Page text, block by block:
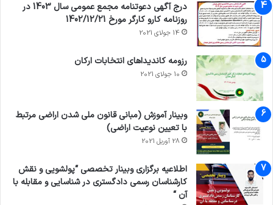
درج آگهی دعوتنامه مجمع عمومی سال 1403 در
روزنامه کارو کارگر مورخ 1402/12/21
14 جولای 2021
رزومه کاندیداهای انتخابات ارکان
10 جولای 2021
وبینار آموزش (مبانی قانون ملی شدن اراضی مرتبط
با تعیین نوعیت اراضی)
28 آوریل 2021
اطلاعیه برگزاری وبینار تخصصی “پولشویی و نقش
کارشناسان رسمی دادگستری در شناسایی و مقابله با
آن “